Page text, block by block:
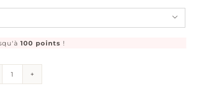

100 points !